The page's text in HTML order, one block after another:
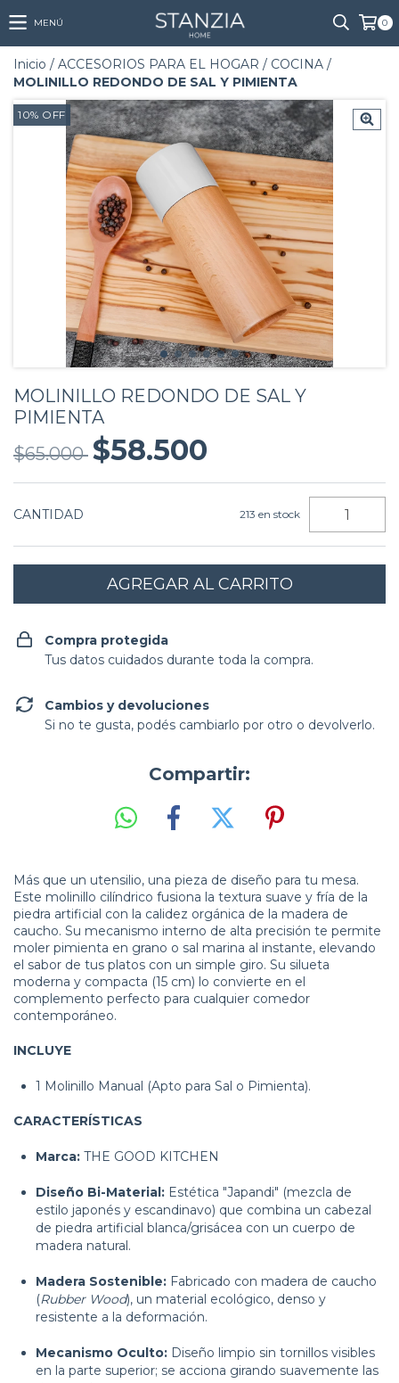
MENÚ 0
Inicio / ACCESORIOS PARA EL HOGAR / COCINA /
MOLINILLO REDONDO DE SAL Y PIMIENTA
10% OFF
MOLINILLO REDONDO DE SAL Y
PIMIENTA
$65.000 $58.500
CANTIDAD 213 en stock
Compra protegida
Tus datos cuidados durante toda la compra.
Cambios y devoluciones
Si no te gusta, podés cambiarlo por otro o devolverlo.
Compartir:
Más que un utensilio, una pieza de diseño para tu mesa.
Este molinillo cilíndrico fusiona la textura suave y fría de la
piedra artificial con la calidez orgánica de la madera de
caucho. Su mecanismo interno de alta precisión te permite
moler pimienta en grano o sal marina al instante, elevando
el sabor de tus platos con un simple giro. Su silueta
moderna y compacta (15 cm) lo convierte en el
complemento perfecto para cualquier comedor
contemporáneo.
INCLUYE
1 Molinillo Manual (Apto para Sal o Pimienta).
CARACTERÍSTICAS
Marca: THE GOOD KITCHEN
Diseño Bi-Material: Estética "Japandi" (mezcla de
estilo japonés y escandinavo) que combina un cabezal
de piedra artificial blanca/grisácea con un cuerpo de
madera natural.
Madera Sostenible: Fabricado con madera de caucho
(Rubber Wood), un material ecológico, denso y
resistente a la deformación.
Mecanismo Oculto: Diseño limpio sin tornillos visibles
en la parte superior; se acciona girando suavemente las